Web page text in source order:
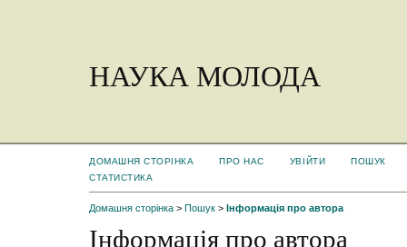
НАУКА МОЛОДА
ДОМАШНЯ СТОРІНКА ПРО НАС УВІЙТИ
ПОШУК
СТАТИСТИКА
Домашня сторінка > Пошук > Інформація про автора
Інформація про автора